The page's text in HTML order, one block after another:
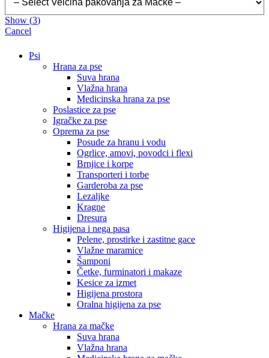
Show (3)
Cancel
Psi
Hrana za pse
Suva hrana
Vlažna hrana
Medicinska hrana za pse
Poslastice za pse
Igračke za pse
Oprema za pse
Posude za hranu i vodu
Ogrlice, amovi, povodci i flexi
Brnjice i korpe
Transporteri i torbe
Garderoba za pse
Lezaljke
Kragne
Dresura
Higijena i nega pasa
Pelene, prostirke i zastitne gace
Vlažne maramice
Šamponi
Četke, furminatori i makaze
Kesice za izmet
Higijena prostora
Oralna higijena za pse
Mačke
Hrana za mačke
Suva hrana
Vlažna hrana